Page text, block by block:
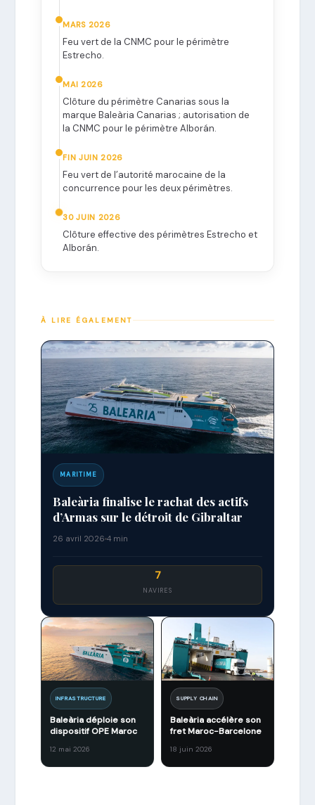
MARS 2026
Feu vert de la CNMC pour le périmètre
Estrecho.
MAI 2026
Clôture du périmètre Canarias sous la
marque Baleària Canarias ; autorisation de
la CNMC pour le périmètre Alborán.
FIN JUIN 2026
Feu vert de l’autorité marocaine de la
concurrence pour les deux périmètres.
30 JUIN 2026
Clôture effective des périmètres Estrecho et
Alborán.
À LIRE ÉGALEMENT
MARITIME
Baleària finalise le rachat des actifs
d’Armas sur le détroit de Gibraltar
26 avril 2026 4 min
7
NAVIRES
INFRASTRUCTURE
Baleària déploie son
dispositif OPE Maroc
12 mai 2026
SUPPLY CHAIN
Baleària accélère son
fret Maroc-Barcelone
18 juin 2026